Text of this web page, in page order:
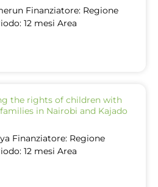
Finanziatore: Regione
12 mesi Area
the rights of children with
in Nairobi and Kajado
Finanziatore: Regione
12 mesi Area